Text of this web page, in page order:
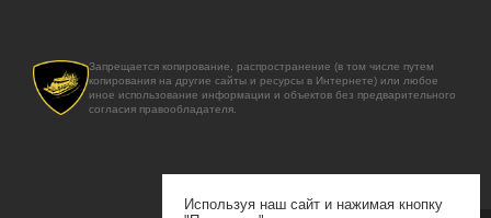
Запрещается копирование, распространение (в том числе путем
копирования на другие сайты и ресурсы в Интернете) или любое
иное использование информации и объектов без предварительного
согласия правообладателя.
Используя наш сайт и нажимая кнопку